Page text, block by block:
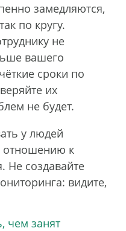
замедляются,
по кругу.
не
вашего
сроки по
их
не будет.
у людей
отношению к
Не создавайте
видите,
чем занят